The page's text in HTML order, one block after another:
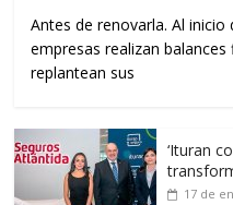
Antes de renovarla. Al
empresas realizan
replantean sus
‘Ituran
17 de